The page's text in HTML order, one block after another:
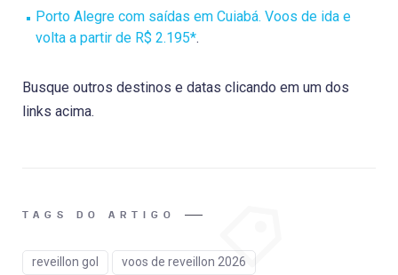
Porto Alegre com saídas em Cuiabá. Voos de ida e
volta a partir de R$ 2.195*.
Busque outros destinos e datas clicando em um dos
links acima.
TAGS DO ARTIGO
reveillon gol voos de reveillon 2026